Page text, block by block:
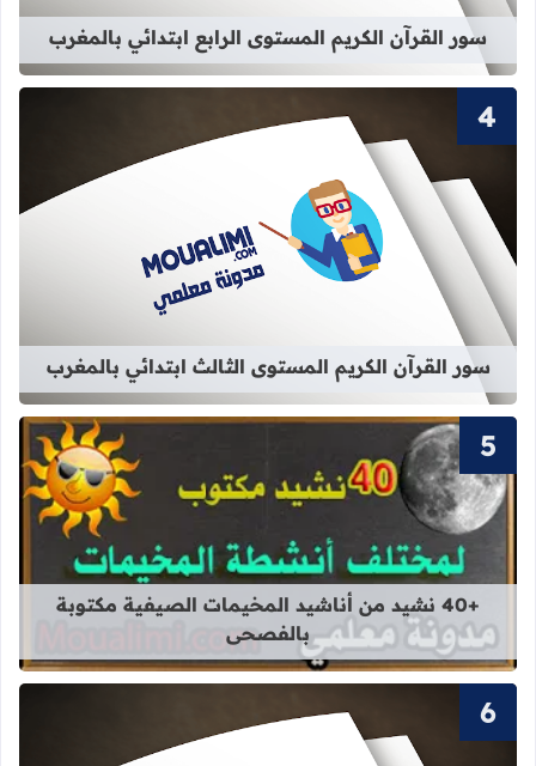
سور القرآن الكريم المستوى الرابع ابتدائي بالمغرب
قراءة المزيد عن سور القرآن الكريم
سور القرآن الكريم المستوى الثالث ابتدائي بالمغرب
قراءة المزيد عن +40 نشيد من أناشيد المخيمات الصيفية مكتوبة بالفصحى
+40 نشيد من أناشيد المخيمات الصيفية مكتوبة
بالفصحى